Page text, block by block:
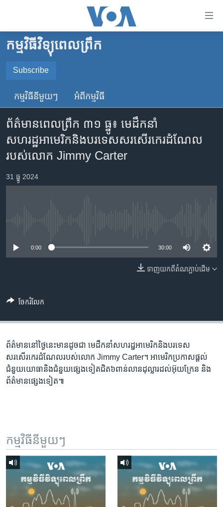
គេហទំព័រ​
ទាក់ទង
រំលង​
ទំព័រ​
ព័ត៌មាន​​
ម្តង
និង​
រំលង​
កាន់​
ស្វែង​
កម្ពុជា
អន្តរជាតិ
ចិន
ហេឡូវីអូអេ
កម្ពុជាច្នៃប្រតិដ្ឋ
ព្រឹត្តិការណ៍ព័ត៌មាន
ទូរទស្សន៍ / វីដេអូ​
កម្មវិធីវិទ្យុពេលព្រឹក
Subscribe
SUBSCRIBE
YouTube Music
Spotify
កម្មវិធី​នីមួយៗ អំពី​កម្មវិធី​
ព័ត៌មានពេលព្រឹក ៣១ ធ្នូ៖ មេដឹកនាំ
សហរដ្ឋអាមេរិកនិងបរទេសសរសើរកេរដំណែល
របស់លោក Jimmy Carter
31 ធ្នូ 2024
0:00 30:00
ទាញ​យក​ពី​តំណភ្ជាប់​ដើម
ចែករំលែក
ព័ត៌មាននៅថ្ងៃនេះមានដូចជា មេដឹកនាំសហរដ្ឋអាមេរិកនិងបរទេស
សរសើរកេរដំណែលរបស់លោក Jimmy Carter។ អាមេរិកប្រកាសផ្តល់
ជំនួយយោធានិងជំនួយផ្សេងទៀតជិត៦ពាន់លានដុល្លារដល់អ៊ុយក្រែន និង
ព័ត៌មានផ្សេងទៀត៕
កម្មវិធី​នីមួយៗ